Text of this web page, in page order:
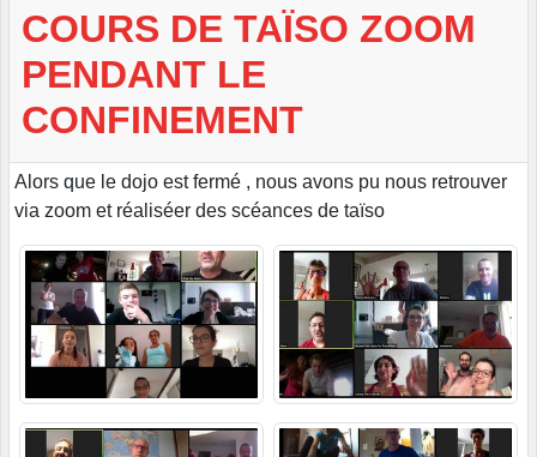
COURS DE TAÏSO ZOOM
PENDANT LE
CONFINEMENT
Alors que le dojo est fermé , nous avons pu nous retrouver
via zoom et réaliséer des scéances de taïso